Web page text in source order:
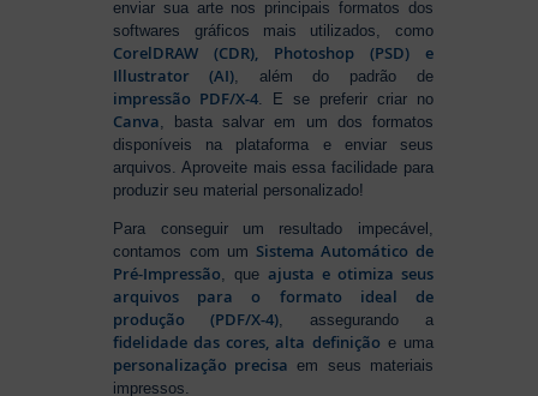
enviar sua arte nos principais formatos dos
softwares gráficos mais utilizados, como
CorelDRAW (CDR), Photoshop (PSD) e
Illustrator (AI), além do padrão de
impressão PDF/X-4. E se preferir criar no
Canva, basta salvar em um dos formatos
disponíveis na plataforma e enviar seus
arquivos. Aproveite mais essa facilidade para
produzir seu material personalizado!
Para conseguir um resultado impecável,
contamos com um Sistema Automático de
Pré-Impressão, queajusta e otimiza seus
arquivos para o formato ideal de
produção (PDF/X-4), assegurando a
fidelidade das cores, alta definição e uma
personalização precisa em seus materiais
impressos.